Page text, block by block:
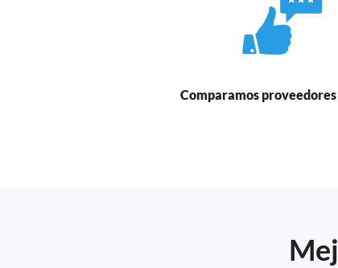
Comparamos proveedores